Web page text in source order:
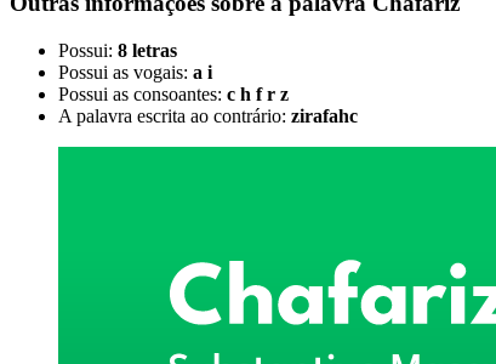
Possui: 8 letras
Possui as vogais: a i
Possui as consoantes: c h f r z
A palavra escrita ao contrário: zirafahc